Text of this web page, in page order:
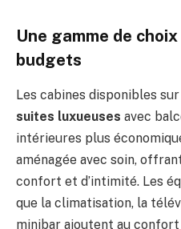
Une gamme de
budgets
Les cabines disponibles
suites luxueuses avec
intérieures plus
aménagée avec soin,
confort et d’intimité. Les
que la climatisation, la
minibar ajoutent au